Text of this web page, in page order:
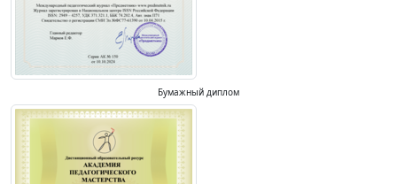
Бумажный диплом